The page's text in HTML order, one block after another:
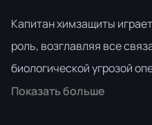
Капитан химзащиты
роль, возглавляя все
биологической угрозой
Показать больше